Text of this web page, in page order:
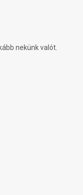
nekünk valót.